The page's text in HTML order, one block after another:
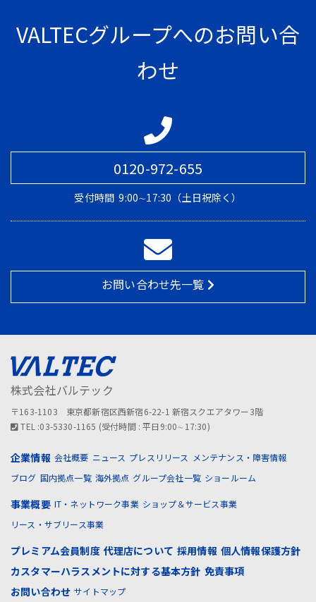
VALTECグループへのお問い合
わせ
0120-972-655
受付時間 9:00∼17:30（土日祝除く）
お問い合わせ先一覧
株式会社バルテック
〒163-1103 東京都新宿区西新宿6-22-1 新宿スクエアタワー3階
TEL :03-5330-1165 (受付時間 : 平日9:00∼17:30)
企業情報 会社概要 ニュース プレスリリース
メンテナンス・障害情報
ブログ 国内拠点一覧 海外拠点 グループ会社一覧 ショールーム
事業概要 IT・ネットワーク事業 ショップ＆サービス事業
リース・サブリース事業
プレミアム会員制度 代理店について 採用情報 個人情報保護方針
カスタマーハラスメントに対する基本方針 免責事項
お問い合わせ サイトマップ